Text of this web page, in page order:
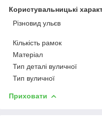
Користувальницькі
Різновид ульєв
Кількість рамок
Матеріал
Тип деталі вуличної
Тип вуличної
Приховати